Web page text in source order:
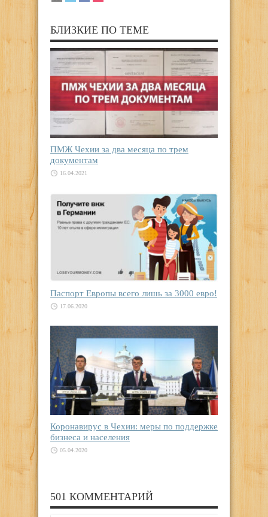
БЛИЗКИЕ ПО ТЕМЕ
ПМЖ Чехии за два месяца по трем
документам
16.04.2021
Паспорт Европы всего лишь за 3000 евро!
17.06.2020
Коронавирус в Чехии: меры по поддержке
бизнеса и населения
05.04.2020
501 КОММЕНТАРИЙ